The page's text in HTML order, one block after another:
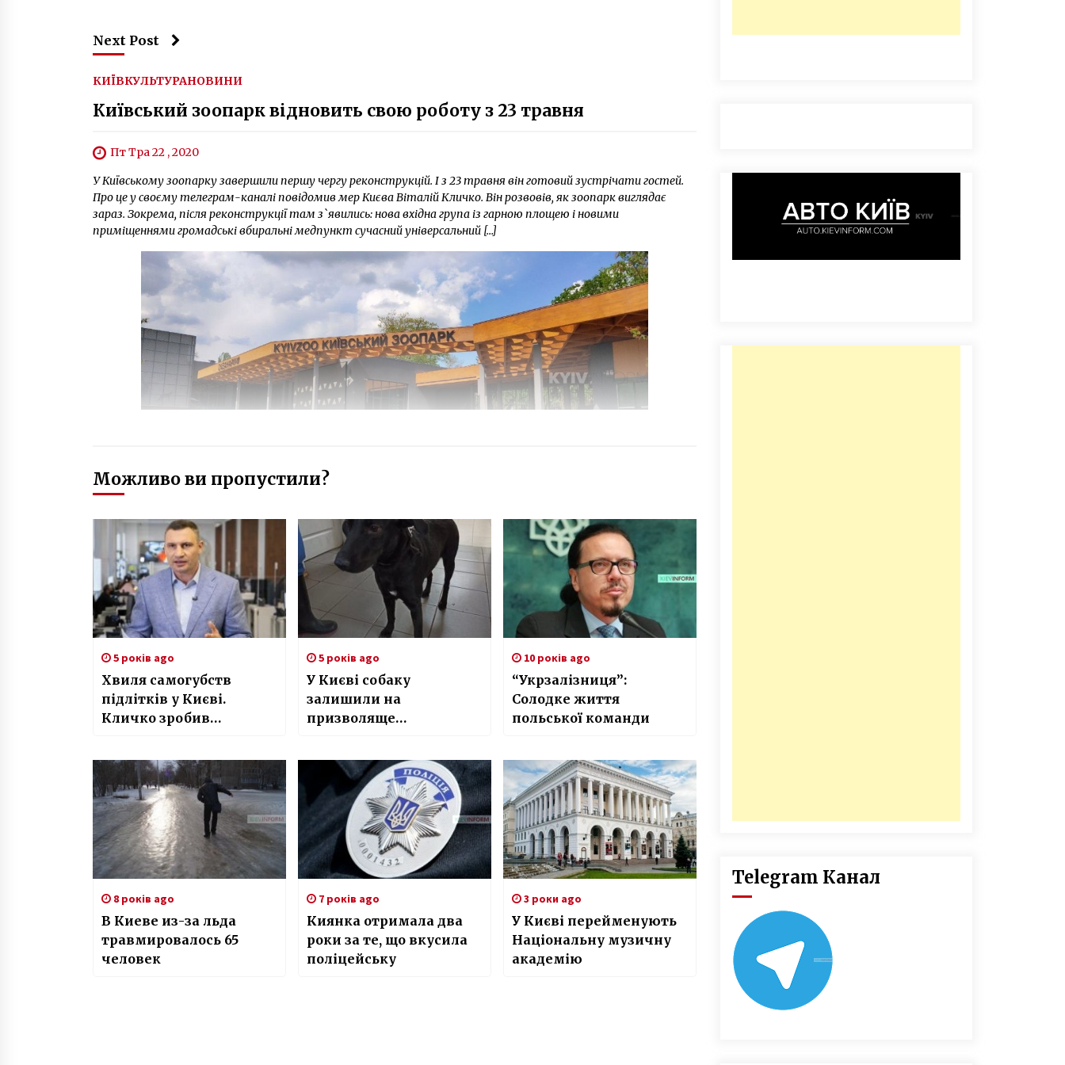
Next Post
КИЇВКУЛЬТУРАНОВИНИ
Київський зоопарк відновить свою роботу з 23 травня
Пт Тра 22 , 2020
У Київському зоопарку завершили першу чергу реконструкцій. І з 23 травня він готовий зустрічати гостей.
Про це у своєму телеграм-каналі повідомив мер Києва Віталій Кличко. Він розвовів, як зоопарк виглядає
зараз. Зокрема, після реконструкції там з`явились: нова вхідна група із гарною площею і новими
приміщеннями громадські вбиральні медпункт сучасний універсальний […]
Можливо ви пропустили?
5 років ago
Хвиля самогубств
підлітків у Києві.
Кличко зробив
5 років ago
У Києві собаку
залишили на
призволяще
маркету
10 років ago
“Укрзалізниця”:
Солодке життя
польської команди
8 років ago
В Киеве из-за льда
травмировалось 65
человек
7 років ago
Киянка отримала два
роки за те, що вкусила
поліцейську
3 роки ago
У Києві перейменують
Національну музичну
академію
Telegram Канал